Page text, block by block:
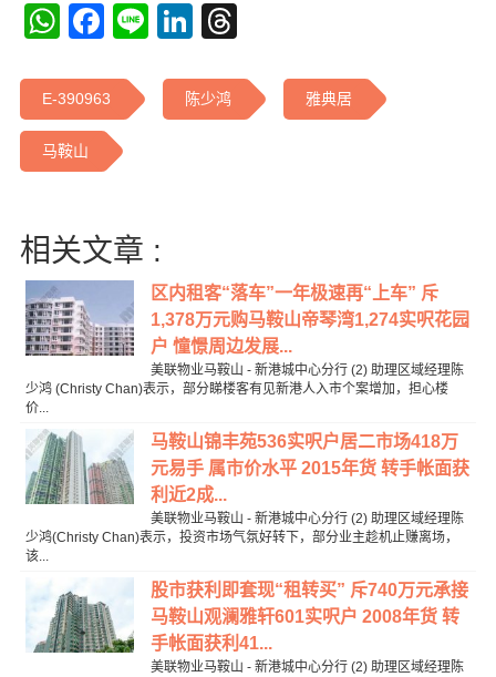
WhatsApp
Facebook
LineLinkedIn
E-390963 陈少鸿 雅典居
马鞍山
相关文章 :
区内租客“落车”一年极速再“上车” 斥
1,378万元购马鞍山帝琴湾1,274实呎花园
户 憧憬周边发展...
美联物业马鞍山 - 新港城中心分行 (2) 助理区域经理陈
少鸿 (Christy Chan)表示，部分睇楼客有见新港人入市个案增加，担心楼
价...
马鞍山锦丰苑536实呎户居二市场418万
元易手 属市价水平 2015年货 转手帐面获
利近2成...
美联物业马鞍山 - 新港城中心分行 (2) 助理区域经理陈
少鸿(Christy Chan)表示，投资市场气氛好转下，部分业主趁机止赚离场，
该...
股市获利即套现“租转买” 斥740万元承接
马鞍山观澜雅轩601实呎户 2008年货 转
手帐面获利41...
美联物业马鞍山 - 新港城中心分行 (2) 助理区域经理陈